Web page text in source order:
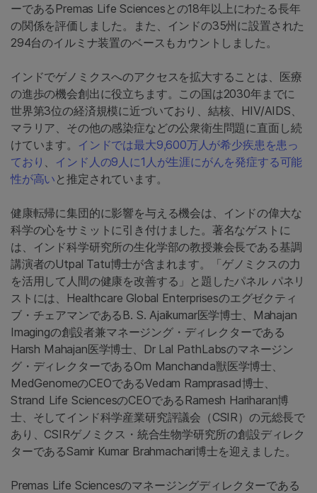
ーであるPremas Life Sciencesとの18年以上にわたる長年
の関係を評価しました。また、インドの35州に設置された
294台のイルミナ装置のベースもカウントしました。
インドでゲノミクスへのアクセスを拡大することは、医療
の進歩の機会創出に役立ちます。この国は2030年までに
世界第3位の経済規模に近づいており、結核、HIV/AIDS、
マラリア、その他の感染症などの公衆衛生問題に直面し続
けています。
インドでは最大9,600万人が希少疾患を患っ
ており
インド人の9人に1人が生涯にがんを発症する可能
性が高い と推定されています。
健康転帰に集団的に影響を与える機会は、インドの偉大な
科学の心をサミットに引き付けました。著名なゲストに
は、インド科学研究所の生化学部の教授兼会長である基調
講演者のUtpal Tatu博士が含まれます。「ゲノミクスの力
を活用して人間の健康を改善する」と題したパネル パネリ
ストには、Healthcare Global Enterprisesのエグゼクティ
ブ・チェアマンであるB. S. Ajaikumar医学博士、Mahajan
Imagingの創設者兼マネージング・ディレクターである
Harsh Mahajan医学博士、Dr Lal PathLabsのマネージン
グ・ディレクターであるOm Manchanda獣医学博士、
MedGenomeのCEOであるVedam Ramprasad博士、
Strand Life SciencesのCEOであるRamesh Hariharan博
士、そしてインド科学産業研究評議会（CSIR）の元総長で
あり、CSIRゲノミクス・統合生物学研究所の創設ディレク
ターであるSamir Kumar Brahmachari博士を迎えました。
Premas Life Sciencesのマネージングディレクターである